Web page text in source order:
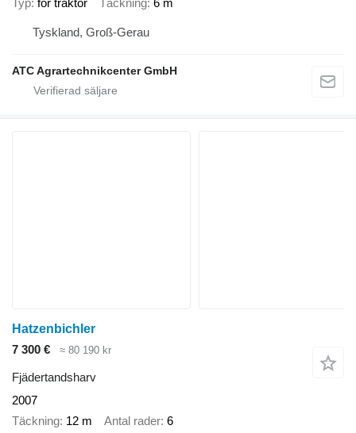
Tyskland, Groß-Gerau
ATC Agrartechnikcenter GmbH
Hatzenbichler
7 300 €
≈ 80 190 kr
Fjädertandsharv
2007
Täckning 12 m Antal rader 6